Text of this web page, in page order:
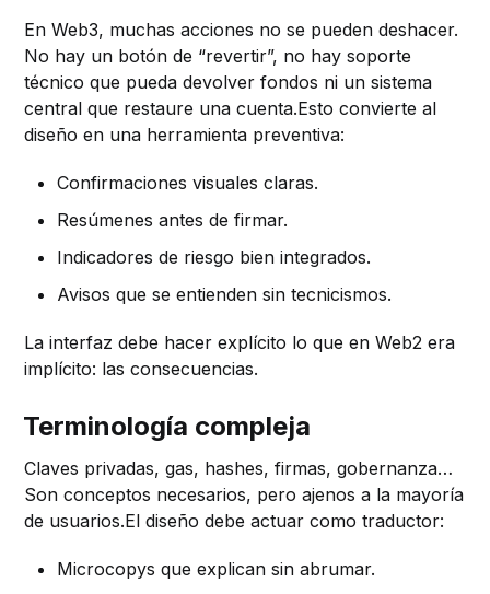
En Web3, muchas acciones no se pueden deshacer.
No hay un botón de “revertir”, no hay soporte
técnico que pueda devolver fondos ni un sistema
central que restaure una cuenta.Esto convierte al
diseño en una herramienta preventiva:
Confirmaciones visuales claras.
Resúmenes antes de firmar.
Indicadores de riesgo bien integrados.
Avisos que se entienden sin tecnicismos.
La interfaz debe hacer explícito lo que en Web2 era
implícito: las consecuencias.
Terminología compleja
Claves privadas, gas, hashes, firmas, gobernanza…
Son conceptos necesarios, pero ajenos a la mayoría
de usuarios.El diseño debe actuar como traductor:
Microcopys que explican sin abrumar.